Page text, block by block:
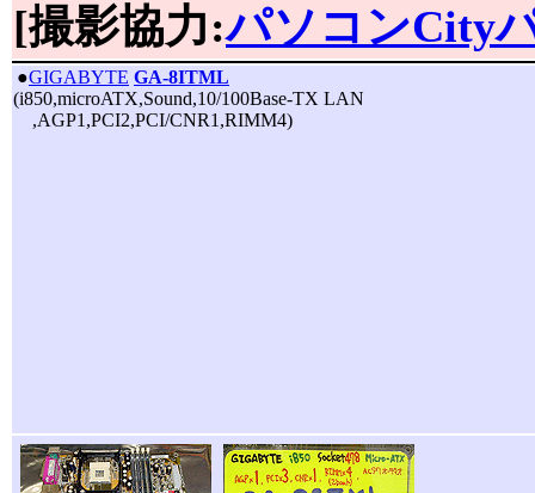
[撮影協力:パソコンCity
●GIGABYTE GA-8ITML
(i850,microATX,Sound,10/100Base-TX LAN
,AGP1,PCI2,PCI/CNR1,RIMM4)